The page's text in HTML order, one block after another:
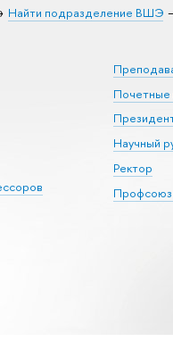
Найти подразделение ВШЭ
Почетные
Научный
Ректор
Профсоюз